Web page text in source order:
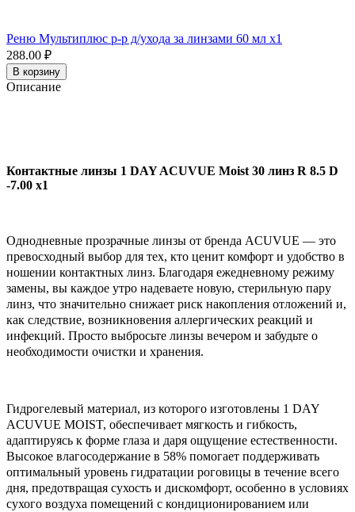
Реню Мультиплюс р-р д/ухода за линзами 60 мл x1
288.00 ₽
В корзину
Описание
Контактные линзы 1 DAY ACUVUE Moist 30 линз R 8.5 D
-7.00 x1
Однодневные прозрачные линзы от бренда ACUVUE — это
превосходный выбор для тех, кто ценит комфорт и удобство в
ношении контактных линз. Благодаря ежедневному режиму
замены, вы каждое утро надеваете новую, стерильную пару
линз, что значительно снижает риск накопления отложений и,
как следствие, возникновения аллергических реакций и
инфекций. Просто выбросьте линзы вечером и забудьте о
необходимости очистки и хранения.
Гидрогелевый материал, из которого изготовлены 1 DAY
ACUVUE MOIST, обеспечивает мягкость и гибкость,
адаптируясь к форме глаза и даря ощущение естественности.
Высокое влагосодержание в 58% помогает поддерживать
оптимальный уровень гидратации роговицы в течение всего
дня, предотвращая сухость и дискомфорт, особенно в условиях
сухого воздуха помещений с кондиционированием или